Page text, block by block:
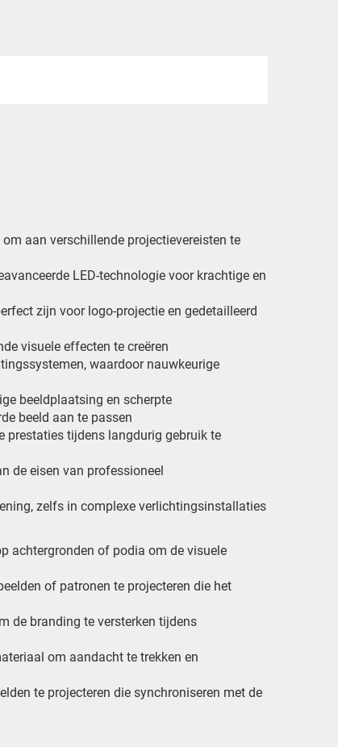
aan verschillende projectievereisten te
LED-technologie voor krachtige en
zijn voor logo-projectie en gedetailleerd
visuele effecten te creëren
waardoor nauwkeurige
beeldplaatsing en scherpte
beeld aan te passen
prestaties tijdens langdurig gebruik te
de eisen van professioneel
zelfs in complexe verlichtingsinstallaties
achtergronden of podia om de visuele
of patronen te projecteren die het
de branding te versterken tijdens
om aandacht te trekken en
te projecteren die synchroniseren met de